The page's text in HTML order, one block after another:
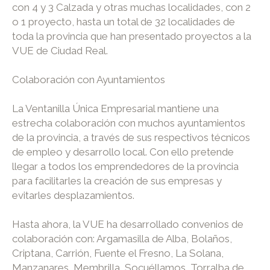
con 4 y 3 Calzada y otras muchas localidades, con 2
o 1 proyecto, hasta un total de 32 localidades de
toda la provincia que han presentado proyectos a la
VUE de Ciudad Real.
Colaboración con Ayuntamientos
La Ventanilla Única Empresarial mantiene una
estrecha colaboración con muchos ayuntamientos
de la provincia, a través de sus respectivos técnicos
de empleo y desarrollo local. Con ello pretende
llegar a todos los emprendedores de la provincia
para facilitarles la creación de sus empresas y
evitarles desplazamientos.
Hasta ahora, la VUE ha desarrollado convenios de
colaboración con: Argamasilla de Alba, Bolaños,
Criptana, Carrión, Fuente el Fresno, La Solana,
Manzanares, Membrilla, Socuéllamos, Torralba de